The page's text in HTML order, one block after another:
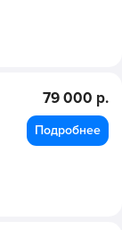
79 000 р.
Подробнее